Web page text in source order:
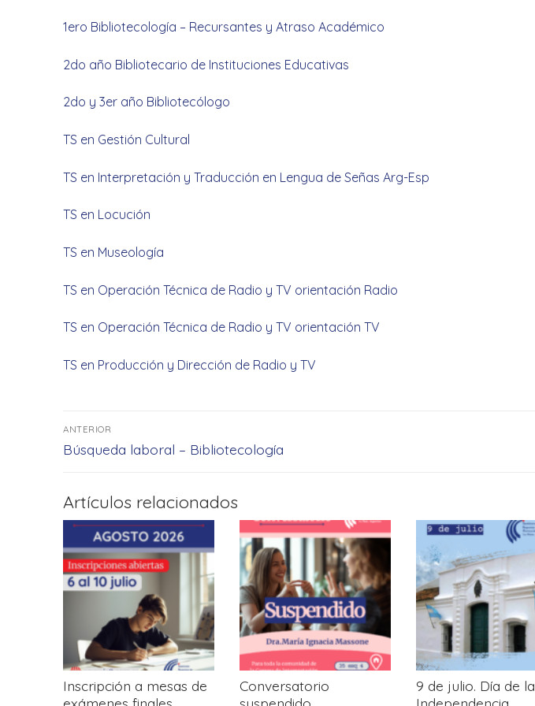
1ero Bibliotecología – Recursantes y Atraso Académico
2do año Bibliotecario de Instituciones Educativas
2do y 3er año Bibliotecólogo
TS en Gestión Cultural
TS en Interpretación y Traducción en Lengua de Señas Arg-Esp
TS en Locución
TS en Museología
TS en Operación Técnica de Radio y TV orientación Radio
TS en Operación Técnica de Radio y TV orientación TV
TS en Producción y Dirección de Radio y TV
Navegación
de
ANTERIOR
Entrada
Búsqueda laboral – Bibliotecología
Artículos relacionados
Inscripción a mesas de
Conversatorio
9 de julio. Día de la